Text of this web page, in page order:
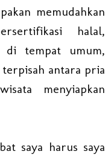
memudahkan
halal,
di tempat umum,
antara pria
menyiapkan
saya harus saya